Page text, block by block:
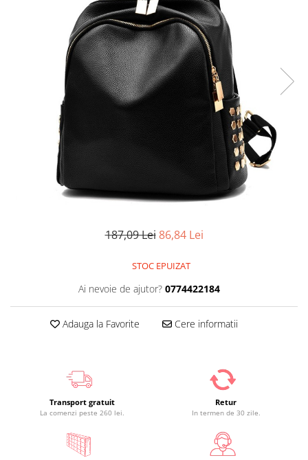
187,09 Lei 86,84 Lei
STOC EPUIZAT
Ai nevoie de ajutor? 0774422184
Adauga la Favorite Cere informatii
Transport gratuit
La comenzi peste 260 lei.
Retur
In termen de 30 zile.